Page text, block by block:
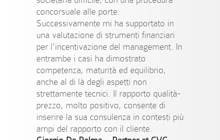
concorsuale alle porte.
Successivamente mi ha supportato in
una valutazione di strumenti finanziari
per l’incentivazione del management. In
entrambe i casi ha dimostrato
competenza, maturità ed equilibrio,
anche al di là degli aspetti non
strettamente tecnici. Il rapporto qualità-
prezzo, molto positivo, consente di
inserire la sua consulenza in contesti più
ampi del rapporto con il cliente.